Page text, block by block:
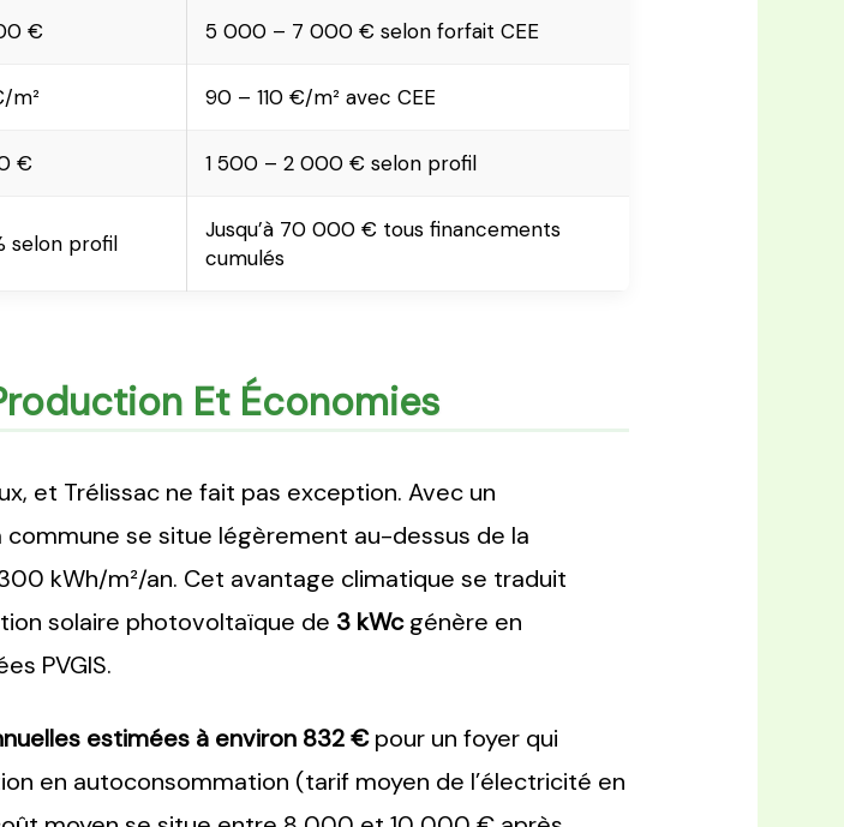
€ 5 000 – 7 000 € selon forfait CEE
m² 90 – 110 €/m² avec CEE
€ 1 500 – 2 000 € selon profil
selon profil
Jusqu’à 70 000 € tous financements
cumulés
Et Économies
et Trélissac ne fait pas exception. Avec un
commune se situe légèrement au-dessus de la
kWh/m²/an. Cet avantage climatique se traduit
solaire photovoltaïque de 3 kWcgénère en
PVGIS.
estimées à environ 832 €pour un foyer qui
en autoconsommation (tarif moyen de l’électricité en